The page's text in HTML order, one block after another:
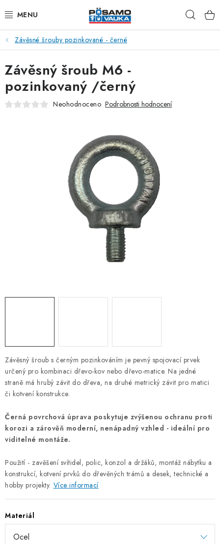
na
ŘETĚZY
LANA Z OCELI A NEREZI
PŘÍSLUŠENSTVÍ K LANŮM
TŘMENY A ZÁVĚSNÁ OKA
OTOČNÁ OKA A OBRTLÍKY
KLÍČOVÉ PŘÍVĚSKY
NOUZOVÉ ČLÁNKY
ZÁVLAČKY
KURTY A POPRUHY
TEXTILNÍ LANA
Úvod O nás Spolupráce Novinky Kontakt
Závěsné šrouby pozinkované - černé
Závěsný šroub s černým pozinkováním je pevný spojovací prvek
určený pro kombinaci dřevo-kov nebo dřevo-matice. Na jedné
straně má hrubý závit do dřeva, na druhé metrický závit pro matici
či kotvení konstrukce.
Černá povrchová úprava poskytuje zvýšenou ochranu proti
korozi a zárověň moderní, nenápadný vzhled - ideální pro
viditelné montáže.
Použití - zavěšení svítidel, polic, konzol a držáků, montáž nábytku a
konstrukcí, kotvení prvků do dřevěných trámů a desek, technické a
hobby projekty. Více informací
Materiál
Závěsný šroub M6 -
pozinkovaný /černý
Neohodnoceno Podrobnosti hodnocení